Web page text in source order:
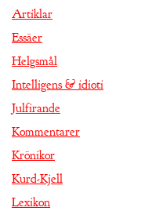
Artiklar
Essäer
Helgsmål
Intelligens & idioti
Julfirande
Kommentarer
Krönikor
Kurd-Kjell
Lexikon